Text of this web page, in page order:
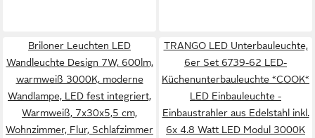
Briloner Leuchten LED
Wandleuchte Design 7W, 600lm,
warmweiß 3000K, moderne
Wandlampe, LED fest integriert,
Warmweiß, 7x30x5,5 cm,
Wohnzimmer, Flur, Schlafzimmer
TRANGO LED Unterbauleuchte,
6er Set 6739-62 LED-
Küchenunterbauleuchte *COOK*
LED Einbauleuchte -
Einbaustrahler aus Edelstahl inkl.
6x 4.8 Watt LED Modul 3000K